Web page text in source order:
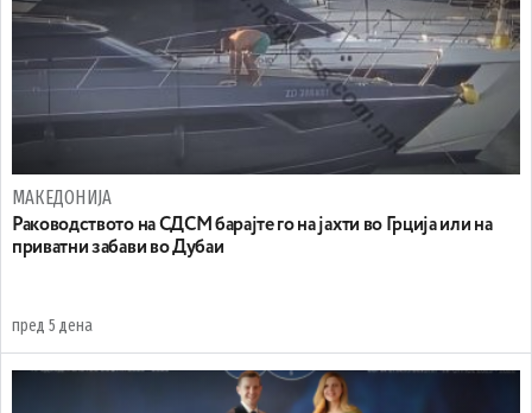
МАКЕДОНИЈА
Раководството на СДСМ барајте го на јахти во Грција или на
приватни забави во Дубаи
пред 5 дена